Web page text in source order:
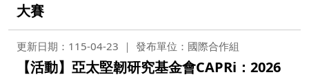
大賽
更新日期：115-04-23 發布單位：國際合作組
【活動】亞太堅韌研究基金會CAPRi：2026